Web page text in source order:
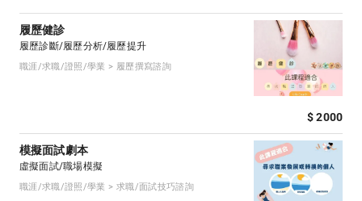
履歷健診
履歷診斷/履歷分析/履歷提升
職涯/求職/證照/學業 > 履歷撰寫諮詢
$ 2000
模擬面試劇本
虛擬面試/職場模擬
職涯/求職/證照/學業 > 求職/面試技巧諮詢